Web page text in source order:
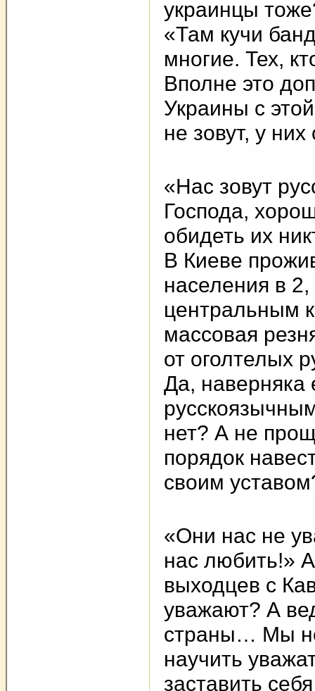
украинцы
«Там кучи
многие. Тех,
Вполне это
Украины с
не зовут, у
«Нас зовут
Господа,
обидеть их
В Киеве
населения в
центральным
массовая
от оголтелых
Да, наверняка
нет? А не
порядок
своим
«Они нас не
нас любить!»
выходцев с
уважают? А
страны… Мы
научить
заставить